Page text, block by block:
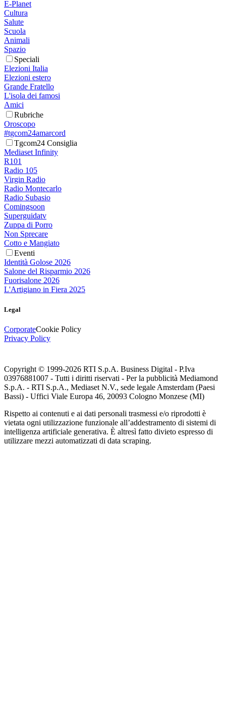
E-Planet
Cultura
Salute
Scuola
Animali
Spazio
Speciali
Elezioni Italia
Elezioni estero
Grande Fratello
L'isola dei famosi
Amici
Rubriche
Oroscopo
#tgcom24amarcord
Tgcom24 Consiglia
Mediaset Infinity
R101
Radio 105
Virgin Radio
Radio Montecarlo
Radio Subasio
Comingsoon
Superguidatv
Zuppa di Porro
Non Sprecare
Cotto e Mangiato
Eventi
Identità Golose 2026
Salone del Risparmio 2026
Fuorisalone 2026
L'Artigiano in Fiera 2025
Legal
CorporateCookie Policy
Privacy Policy
Copyright © 1999-2026 RTI S.p.A. Business Digital - P.Iva
03976881007 - Tutti i diritti riservati - Per la pubblicità Mediamond
S.p.A. - RTI S.p.A., Mediaset N.V., sede legale Amsterdam (Paesi
Bassi) - Uffici Viale Europa 46, 20093 Cologno Monzese (MI)
Rispetto ai contenuti e ai dati personali trasmessi e/o riprodotti è
vietata ogni utilizzazione funzionale all’addestramento di sistemi di
intelligenza artificiale generativa. È altresì fatto divieto espresso di
utilizzare mezzi automatizzati di data scraping.